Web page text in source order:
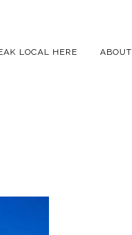
LOCAL HERE ABOUT